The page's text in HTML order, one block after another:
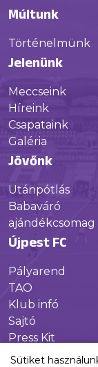
Múltunk
Történelmünk
Jelenünk
Meccseink
Híreink
Csapataink
Galéria
Jövőnk
Utánpótlás
Babaváró
ajándékcsomag
Újpest FC
Pályarend
TAO
Klub infó
Sajtó
Press Kit
Újpest FC Shop
Sütiket